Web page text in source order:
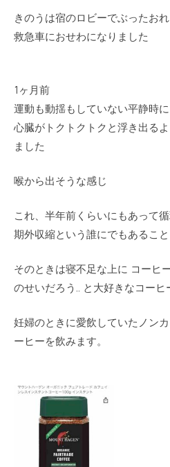
きのうは宿のロビーでぶったおれ
救急車におせわになりました
1ヶ月前
運動も動揺もしていない平静時に
心臓がトクトクトクと浮き出る
ました
喉から出そうな感じ
これ、半年前くらいにもあって
期外収縮という誰にでもあること
そのときは寝不足な上に コーヒ
のせいだろう.. と大好きなコーヒ
妊婦のときに愛飲していたノン
ーヒーを飲みます。